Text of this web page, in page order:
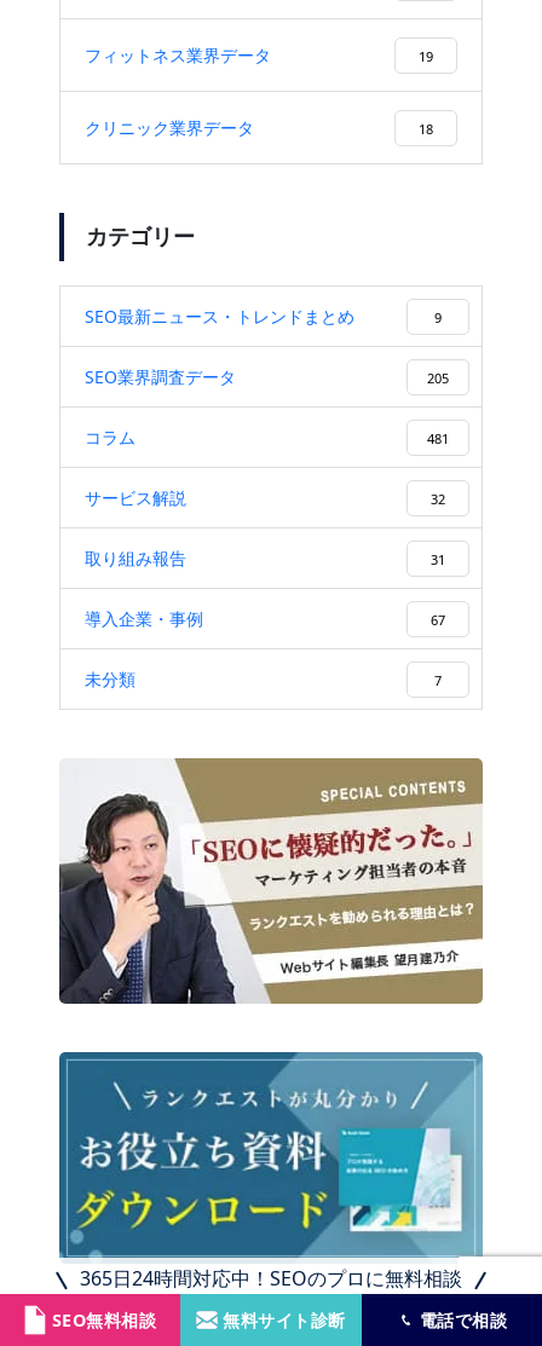
365日24時間対応中！SEOのプロに無料相談
SEO無料相談 無料サイト診断 電話で相談
フィットネス業界データ 19
クリニック業界データ 18
カテゴリー
SEO最新ニュース・トレンドまとめ 9
SEO業界調査データ 205
コラム 481
サービス解説 32
取り組み報告 31
導入企業・事例 67
未分類 7